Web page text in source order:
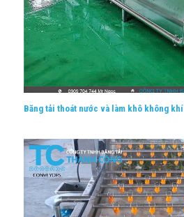
Băng tải thoát nước và làm khô không khí